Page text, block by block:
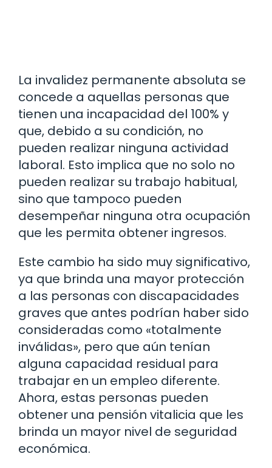
La invalidez permanente absoluta se
concede a aquellas personas que
tienen una incapacidad del 100% y
que, debido a su condición, no
pueden realizar ninguna actividad
laboral. Esto implica que no solo no
pueden realizar su trabajo habitual,
sino que tampoco pueden
desempeñar ninguna otra ocupación
que les permita obtener ingresos.
Este cambio ha sido muy significativo,
ya que brinda una mayor protección
a las personas con discapacidades
graves que antes podrían haber sido
consideradas como «totalmente
inválidas», pero que aún tenían
alguna capacidad residual para
trabajar en un empleo diferente.
Ahora, estas personas pueden
obtener una pensión vitalicia que les
brinda un mayor nivel de seguridad
económica.